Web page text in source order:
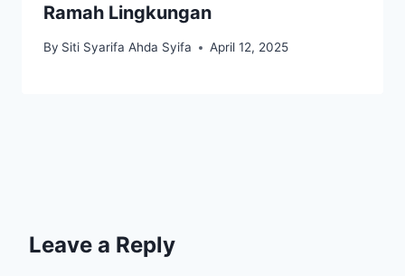
Ramah Lingkungan
By Siti Syarifa Ahda Syifa April 12, 2025
Leave a Reply